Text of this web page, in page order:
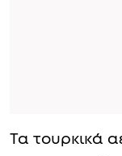
Τα τουρκικά